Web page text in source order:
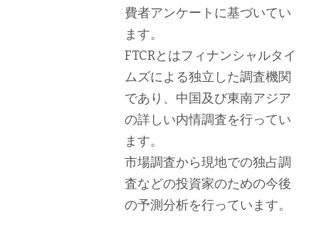
費者アンケートに基づいてい
ます。
FTCRとはフィナンシャルタイ
ムズによる独立した調査機関
であり、中国及び東南アジア
の詳しい内情調査を行ってい
ます。
市場調査から現地での独占調
査などの投資家のための今後
の予測分析を行っています。